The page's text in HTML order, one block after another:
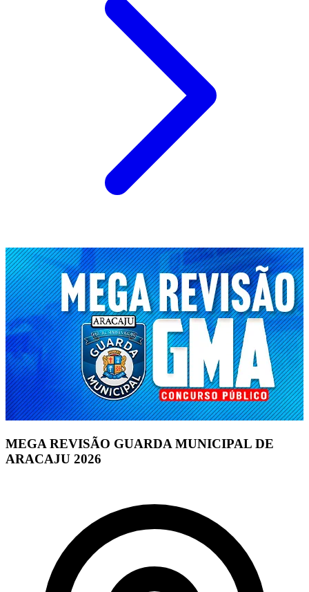
MEGA REVISÃO GUARDA MUNICIPAL DE
ARACAJU 2026